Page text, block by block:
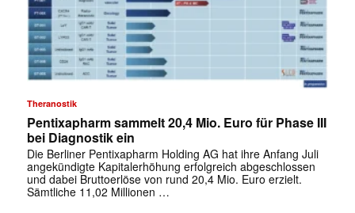
Theranostik
Pentixapharm sammelt 20,4 Mio. Euro für Phase III
bei Diagnostik ein
Die Berliner Pentixapharm Holding AG hat ihre Anfang Juli
angekündigte Kapitalerhöhung erfolgreich abgeschlossen
und dabei Bruttoerlöse von rund 20,4 Mio. Euro erzielt.
Sämtliche 11,02 Millionen …